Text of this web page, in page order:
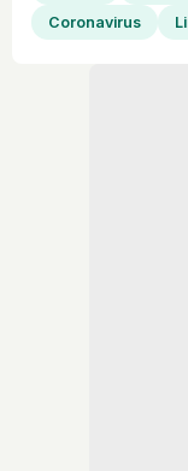
Coronavirus